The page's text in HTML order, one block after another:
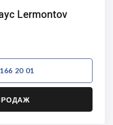
Lermontov
20 01